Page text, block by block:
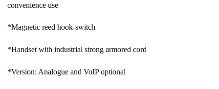
convenience use
*Magnetic reed hook-switch
*Handset with industrial strong armored cord
*Version: Analogue and VoIP optional